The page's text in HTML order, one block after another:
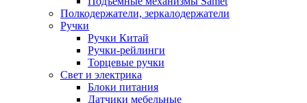
Полкодержатели, зеркалодержатели
Ручки
Ручки Китай
Ручки-рейлинги
Торцевые ручки
Свет и электрика
Блоки питания
Датчики мебельные